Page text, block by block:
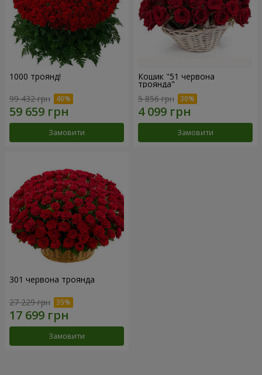
1000 троянд!
99 432 грн
Замовити
Кошик "51 червона
троянда"
5 856 грн
Замовити
301 червона троянда
27 229 грн
Замовити